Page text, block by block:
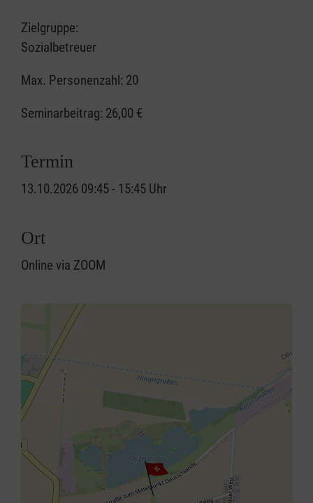
Zielgruppe:
Sozialbetreuer
Max. Personenzahl: 20
Seminarbeitrag: 26,00 €
Termin
13.10.2026 09:45 - 15:45 Uhr
Ort
Online via ZOOM